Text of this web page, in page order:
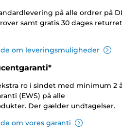
på alle ordrer på
samt gratis 30 dages
om leveringsmuligheder
ro i sindet med minimum 2
(EWS) på alle
Der gælder undtagelser.
om vores garanti